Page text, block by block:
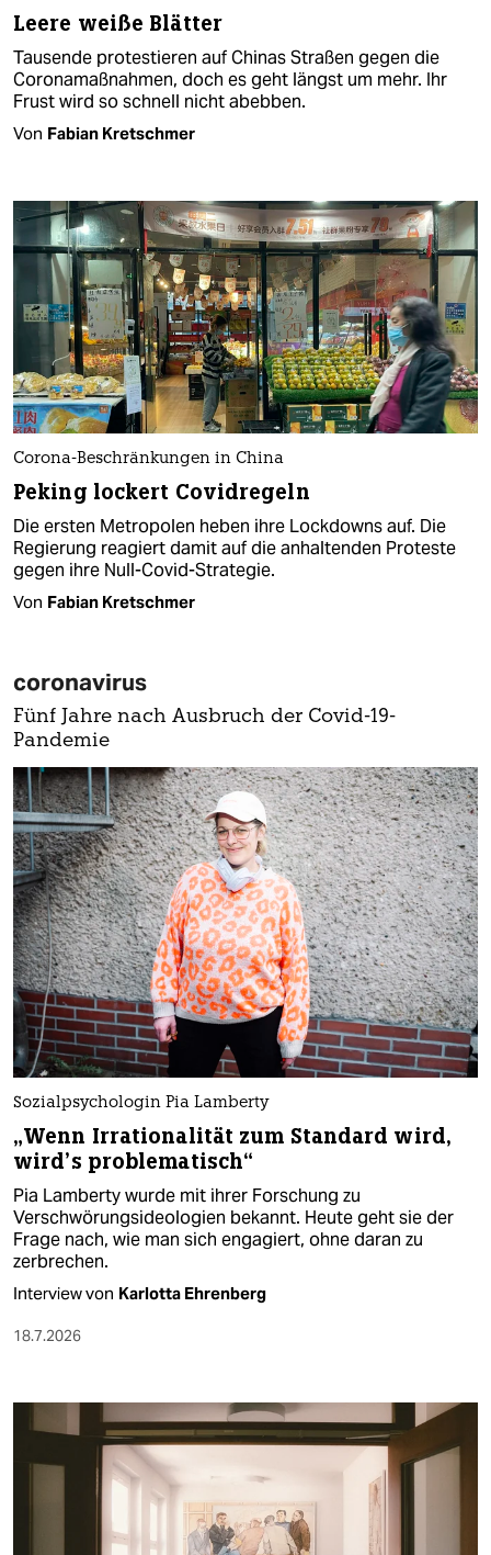
Leere weiße Blätter
Tausende protestieren auf Chinas Straßen gegen die
Coronamaßnahmen, doch es geht längst um mehr. Ihr
Frust wird so schnell nicht abebben.
Von Fabian Kretschmer
Corona-Beschränkungen in China
Peking lockert Covidregeln
Die ersten Metropolen heben ihre Lockdowns auf. Die
Regierung reagiert damit auf die anhaltenden Proteste
gegen ihre Null-Covid-Strategie.
Von Fabian Kretschmer
coronavirus
Fünf Jahre nach Ausbruch der Covid-19-
Pandemie
Sozialpsychologin Pia Lamberty
„Wenn Irrationalität zum Standard wird,
wird’s problematisch“
Pia Lamberty wurde mit ihrer Forschung zu
Verschwörungsideologien bekannt. Heute geht sie der
Frage nach, wie man sich engagiert, ohne daran zu
zerbrechen.
Interview von Karlotta Ehrenberg
18.7.2026